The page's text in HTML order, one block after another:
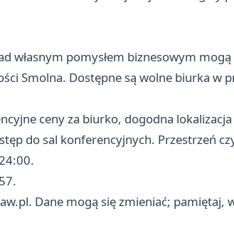
własnym pomysłem biznesowym
Smolna. Dostępne są wolne biurka w
ceny za biurko, dogodna
do sal konferencyjnych. Przestrzeń
Dane mogą się zmieniać; pamiętaj,